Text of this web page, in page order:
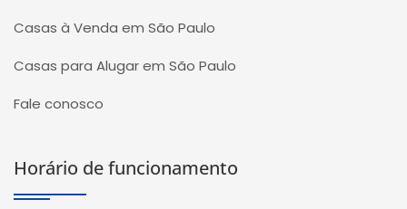
Casas à Venda em São Paulo
Casas para Alugar em São Paulo
Fale conosco
Horário de funcionamento